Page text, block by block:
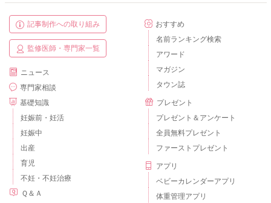
記事制作への取り組み
監修医師・専門家一覧
ニュース
専門家相談
基礎知識
妊娠前・妊活
妊娠中
出産
育児
不妊・不妊治療
Ｑ＆Ａ
おすすめ
名前ランキング検索
アワード
マガジン
タウン誌
プレゼント
プレゼント＆アンケート
全員無料プレゼント
ファーストプレゼント
アプリ
ベビーカレンダーアプリ
体重管理アプリ